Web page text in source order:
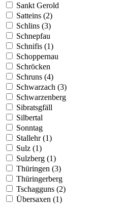
Sankt Gerold
Satteins (2)
Schlins (3)
Schnepfau
Schnifis (1)
Schoppernau
Schröcken
Schruns (4)
Schwarzach (3)
Schwarzenberg
Sibratsgfäll
Silbertal
Sonntag
Stallehr (1)
Sulz (1)
Sulzberg (1)
Thüringen (3)
Thüringerberg
Tschagguns (2)
Übersaxen (1)